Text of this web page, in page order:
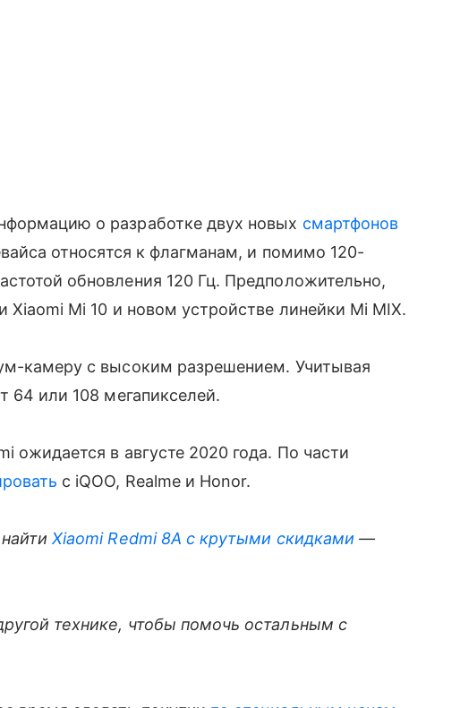
о разработке двух новых смартфонов
относятся к флагманам, и помимо 120-
обновления 120 Гц. Предположительно,
Xiaomi Mi 10 и новом устройстве линейки Mi MIX.
камеру с высоким разрешением. Учитывая
64 или 108 мегапикселей.
ожидается в августе 2020 года. По части
с iQOO, Realme и Honor.
найтиXiaomi Redmi 8A с крутыми скидками —
технике, чтобы помочь остальным с